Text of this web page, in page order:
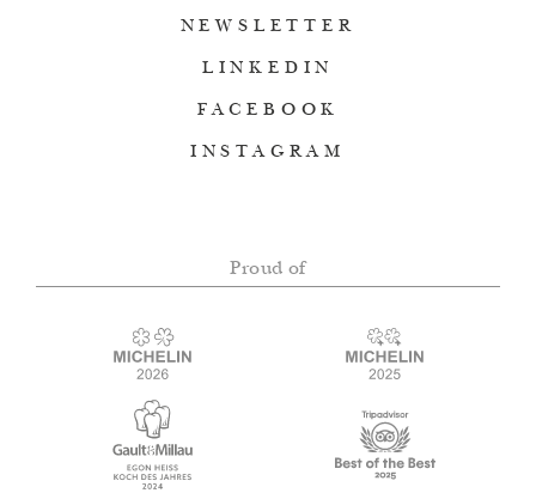
NEWSLETTER
LINKEDIN
FACEBOOK
INSTAGRAM
Proud of